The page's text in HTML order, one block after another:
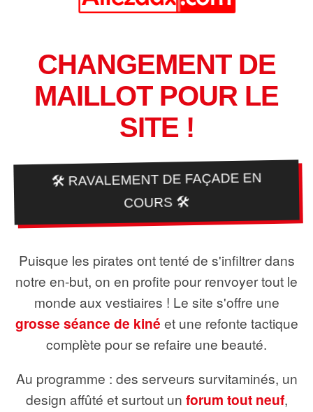
CHANGEMENT DE
MAILLOT POUR LE
SITE !
🛠️ RAVALEMENT DE FAÇADE EN
COURS 🛠️
Puisque les pirates ont tenté de s'infiltrer dans
notre en-but, on en profite pour renvoyer tout le
monde aux vestiaires ! Le site s'offre une
grosse séance de kiné et une refonte tactique
complète pour se refaire une beauté.
Au programme : des serveurs survitaminés, un
design affûté et surtout un forum tout neuf,